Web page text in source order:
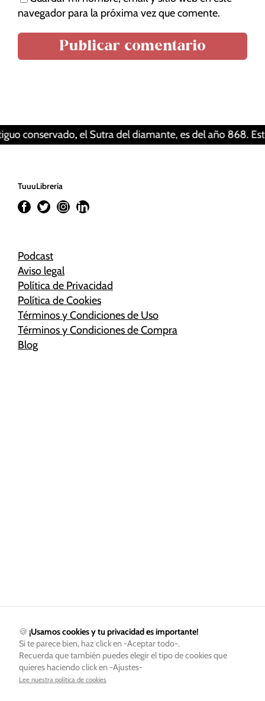
navegador para la próxima vez que comente.
el Sutra del diamante, es del año 868. Esto
TuuuLibrería
Podcast
Aviso legal
Política de Privacidad
Política de Cookies
Términos y Condiciones de Uso
Términos y Condiciones de Compra
Blog
Tus ajustes pueden estar impidiendo que veas
🍪 ¡Usamos cookies y tu privacidad es importante!
Si te parece bien, haz click en -Aceptar todo-.
Recuerda que también puedes elegir el tipo de cookies que
quieres haciendo click en -Ajustes-
Lee nuestra política de cookies